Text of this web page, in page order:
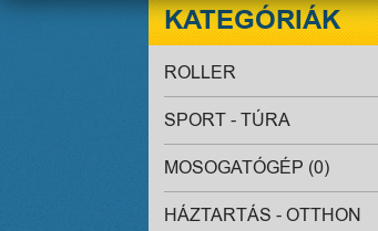
KATEGÓRIÁK
ROLLER
SPORT - TÚRA
MOSOGATÓGÉP (0)
HÁZTARTÁS - OTTHON